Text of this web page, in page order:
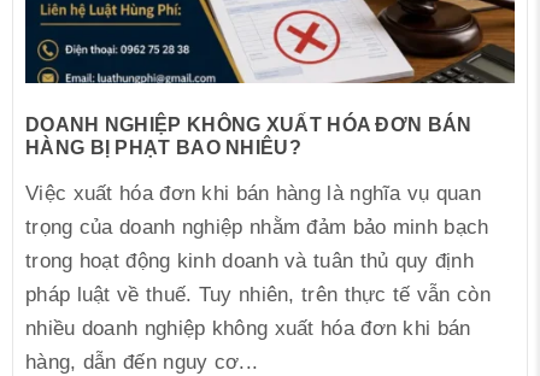
DOANH NGHIỆP KHÔNG XUẤT HÓA ĐƠN BÁN
HÀNG BỊ PHẠT BAO NHIÊU?
Việc xuất hóa đơn khi bán hàng là nghĩa vụ quan
trọng của doanh nghiệp nhằm đảm bảo minh bạch
trong hoạt động kinh doanh và tuân thủ quy định
pháp luật về thuế. Tuy nhiên, trên thực tế vẫn còn
nhiều doanh nghiệp không xuất hóa đơn khi bán
hàng, dẫn đến nguy cơ...